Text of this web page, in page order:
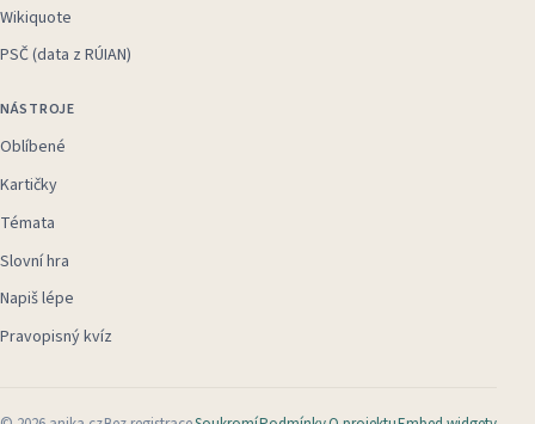
Wikiquote
PSČ (data z RÚIAN)
NÁSTROJE
Oblíbené
Kartičky
Témata
Slovní hra
Napiš lépe
Pravopisný kvíz